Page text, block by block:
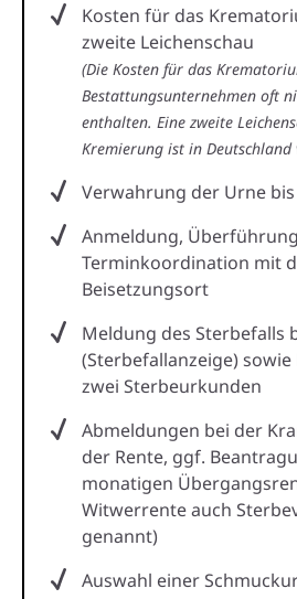
Kosten für das
zweite Leichenschau
(Die Kosten für das
Bestattungsunternehmen oft
enthalten. Eine zweite
Kremierung ist in Deutschland
Verwahrung der Urne
Anmeldung,
Terminkoordination mit
Beisetzungsort
Meldung des Sterbefalls
(Sterbefallanzeige)
zwei Sterbeurkunden
Abmeldungen bei der
der Rente, ggf.
monatigen
Witwerrente auch
genannt)
Auswahl einer